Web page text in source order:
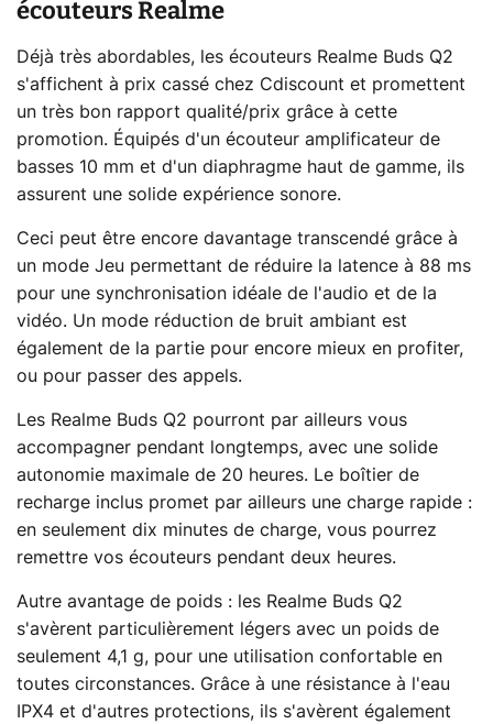
écouteurs Realme
Déjà très abordables, les écouteurs Realme Buds Q2
s'affichent à prix cassé chez Cdiscount et promettent
un très bon rapport qualité/prix grâce à cette
promotion. Équipés d'un écouteur amplificateur de
basses 10 mm et d'un diaphragme haut de gamme, ils
assurent une solide expérience sonore.
Ceci peut être encore davantage transcendé grâce à
un mode Jeu permettant de réduire la latence à 88 ms
pour une synchronisation idéale de l'audio et de la
vidéo. Un mode réduction de bruit ambiant est
également de la partie pour encore mieux en profiter,
ou pour passer des appels.
Les Realme Buds Q2 pourront par ailleurs vous
accompagner pendant longtemps, avec une solide
autonomie maximale de 20 heures. Le boîtier de
recharge inclus promet par ailleurs une charge rapide :
en seulement dix minutes de charge, vous pourrez
remettre vos écouteurs pendant deux heures.
Autre avantage de poids : les Realme Buds Q2
s'avèrent particulièrement légers avec un poids de
seulement 4,1 g, pour une utilisation confortable en
toutes circonstances. Grâce à une résistance à l'eau
IPX4 et d'autres protections, ils s'avèrent également